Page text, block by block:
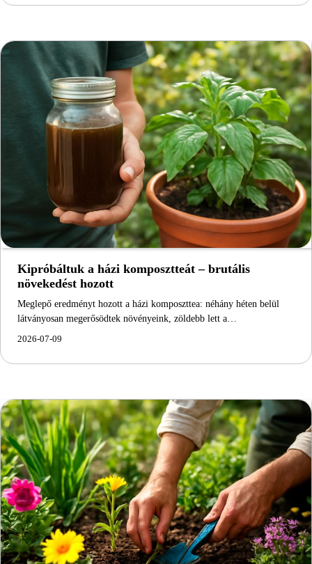
Kipróbáltuk a házi komposztteát – brutális
növekedést hozott
Meglepő eredményt hozott a házi komposzttea: néhány héten belül
látványosan megerősödtek növényeink, zöldebb lett a…
2026-07-09